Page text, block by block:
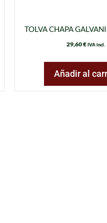
TOLVA CHAPA
29,60€IVA incl.
Añadir al